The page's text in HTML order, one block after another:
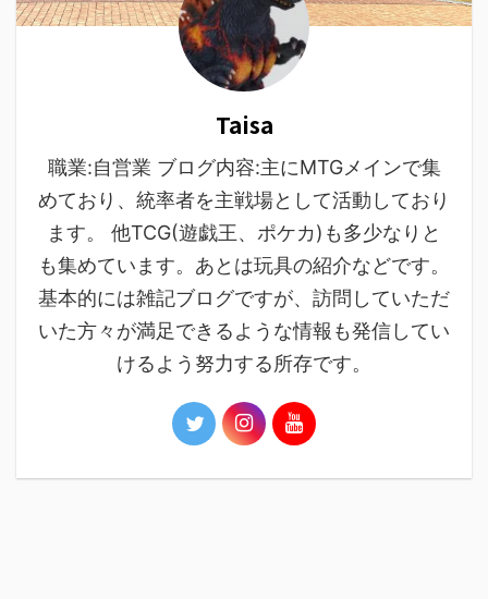
Taisa
職業:自営業 ブログ内容:主にMTGメインで集
めており、統率者を主戦場として活動しており
ます。 他TCG(遊戯王、ポケカ)も多少なりと
も集めています。あとは玩具の紹介などです。
基本的には雑記ブログですが、訪問していただ
いた方々が満足できるような情報も発信してい
けるよう努力する所存です。